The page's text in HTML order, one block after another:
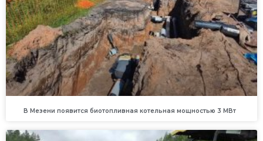
В Мезени появится биотопливная котельная мощностью 3 МВт